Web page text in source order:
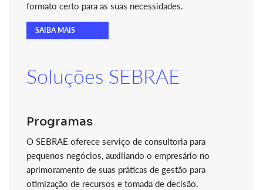
formato certo para as suas necessidades.
SAIBA MAIS
Soluções SEBRAE
Programas
O SEBRAE oferece serviço de consultoria para
pequenos negócios, auxiliando o empresário no
aprimoramento de suas práticas de gestão para
otimização de recursos e tomada de decisão.